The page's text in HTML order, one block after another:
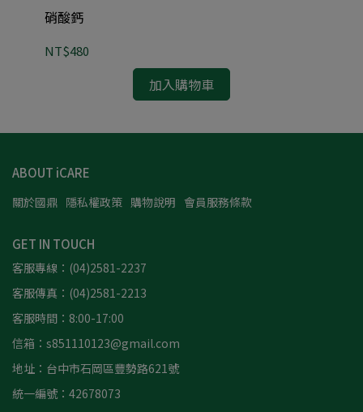
硝酸鈣
NT$480
加入購物車
ABOUT iCARE
關於國鼎 隱私權政策 購物說明 會員服務條款
GET IN TOUCH
客服專線：(04)2581-2237
客服傳真：(04)2581-2213
客服時間：8:00-17:00
信箱：s851110123@gmail.com
地址：台中市石岡區豐勢路621號
統一編號：42678073